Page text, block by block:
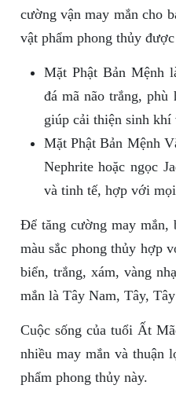
cường vận may mắn cho
vật phẩm phong thủy
Mặt Phật Bản Mệnh
đá mã não trắng,
giúp cải thiện sinh khí
Mặt Phật Bản Mệnh
Nephrite hoặc ngọc
và tinh tế, hợp với
Để tăng cường may mắn,
màu sắc phong thủy hợp
biển, trắng, xám, vàng
mắn là Tây Nam, Tây,
Cuộc sống của tuổi Ất
nhiều may mắn và
phẩm phong thủy này.